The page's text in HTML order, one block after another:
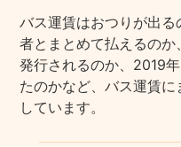
バス運賃はおつりが出
者とまとめて払えるの
発行されるのか、2019
たのかなど、バス運賃
しています。